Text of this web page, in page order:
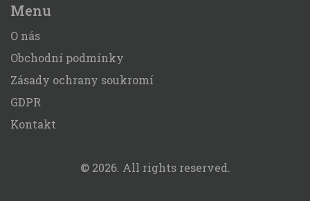
Menu
O nás
Obchodní podmínky
Zásady ochrany soukromí
GDPR
Kontakt
© 2026. All rights reserved.